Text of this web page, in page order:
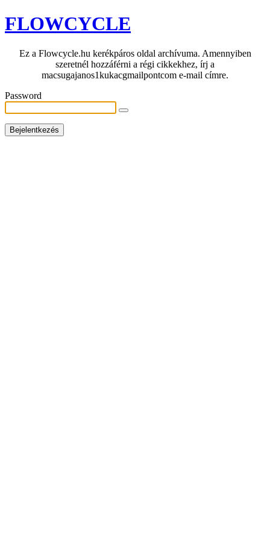
FLOWCYCLE
Ez a Flowcycle.hu kerékpáros oldal archívuma. Amennyiben
szeretnél hozzáférni a régi cikkekhez, írj a
macsugajanos1kukacgmailpontcom e-mail címre.
Password